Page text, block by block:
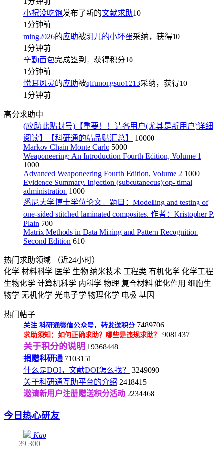
小祝没吃饱发布了新的文献求助10
1分钟前
ming2026的应助被玥儿的小坏蛋采纳，获得10
1分钟前
辛勤面包完成签到，获得积分10
1分钟前
悦耳凤灵的应助被qifunongsuo1213采纳，获得10
1分钟前
高分求助中
(应助此贴封号)【重要！！请各用户(尤其是新用户)详细
阅读】【科研通的精品贴汇总】
10000
Markov Chain Monte Carlo 5000
Weaponeering: An Introduction Fourth Edition, Volume 1
1000
Advanced Weaponeering Fourth Edition, Volume 2 1000
Evidence Summary. Injection (subcutaneous):op- timal
administration 1000
悉尼大学博士学位论文，题目：Modelling and testing of
one-sided stitched laminated composites. 作者：Kristopher P.
Plain 700
Matrix Methods in Data Mining and Pattern Recognition
Second Edition 610
热门求助领域
（近24小时）
化学 材料科学 医学 生物 纳米技术 工程类 有机化学 化学工程
生物化学 计算机科学 内科学 物理 复合材料 催化作用 细胞生
物学 无机化学 光电子学 物理化学 电极 基因
热门帖子
关注 科研通微信公众号，转发送积分 7489706
求助须知：如何正确求助？哪些是违规求助？ 9081437
关于积分的说明 19368448
捐赠科研通 7103151
什么是DOI，文献DOI怎么找？
3249090
关于科研通互助平台的介绍 2418415
邀请新用户注册赠送积分活动 2234468
今日热心研友
Kao
39 300